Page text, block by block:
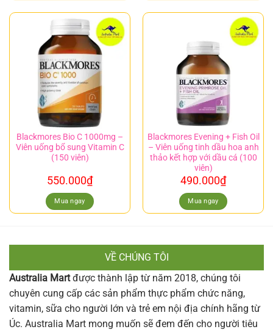
Blackmores Bio C 1000mg –
Viên uống bổ sung Vitamin C
(150 viên)
550.000₫
Mua ngay
Blackmores Evening + Fish Oil
– Viên uống tinh dầu hoa anh
thảo kết hợp với dầu cá (100
viên)
490.000₫
Mua ngay
VỀ CHÚNG TÔI
Australia Martđược thành lập từ năm 2018, chúng tôi
chuyên cung cấp các sản phẩm thực phẩm chức năng,
vitamin, sữa cho người lớn và trẻ em nội địa chính hãng từ
Úc. Australia Mart mong muốn sẽ đem đến cho người tiêu